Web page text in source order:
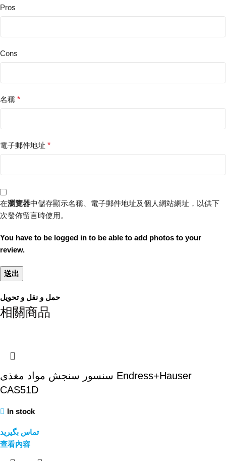
Pros
Cons
名稱 *
電子郵件地址 *
在瀏覽器中儲存顯示名稱、電子郵件地址及個人網站網址，以供下
次發佈留言時使用。
You have to be logged in to be able to add photos to your
review.
حمل و نقل و تحویل
相關商品
سنسور سنجش مواد مغذی Endress+Hauser
CAS51D
In stock
تماس بگیرید
查看內容